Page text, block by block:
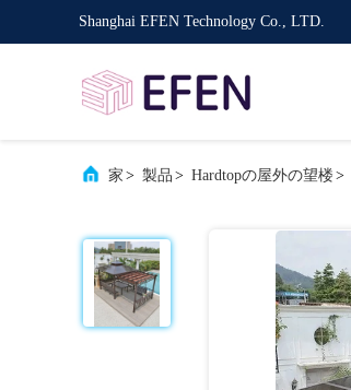
Shanghai EFEN Technology Co., LTD.
家 > 製品 > Hardtopの屋外の望楼 >